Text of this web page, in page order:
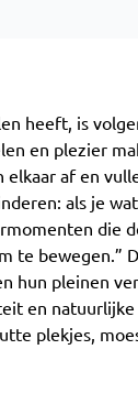
heeft, is
en plezier
af en
als je
die
te bewegen.”
hun pleinen
en
plekjes,